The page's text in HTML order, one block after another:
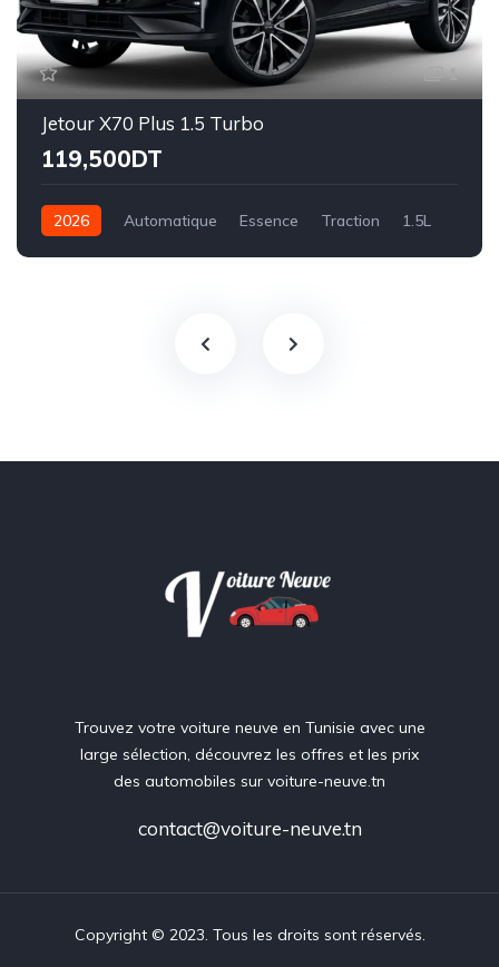
1
Jetour X70 Plus 1.5 Turbo
119,500DT
2026 Automatique Essence Traction 1.5L
Trouvez votre voiture neuve en Tunisie avec une
large sélection, découvrez les offres et les prix
des automobiles sur voiture-neuve.tn
contact@voiture-neuve.tn
Copyright © 2023. Tous les droits sont réservés.